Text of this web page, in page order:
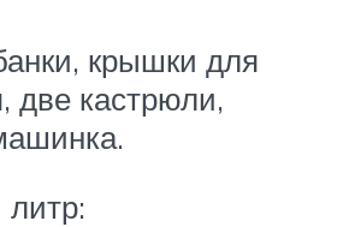
крышки для
две кастрюли,